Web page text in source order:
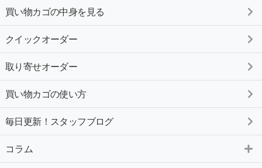
買い物カゴの中身を見る
クイックオーダー
取り寄せオーダー
買い物カゴの使い方
毎日更新！スタッフブログ
コラム